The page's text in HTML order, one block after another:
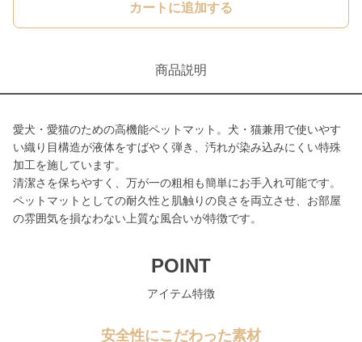
カートに追加する
商品説明
愛犬・愛猫のための高機能ペットマット。犬・猫兼用で使いやす
い織り目構造が液体をすばやく弾き、汚れが染み込みにくい特殊
加工を施しています。
清潔さを保ちやすく、万が一の粗相も簡単にお手入れ可能です。
ペットマットとしての耐久性と肌触りの良さを両立させ、お部屋
の雰囲気を損なわない上質な風合いが特徴です。
POINT
アイテム特徴
安全性にこだわった素材